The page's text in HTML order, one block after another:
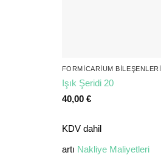
FORMICARIUM BILEŞENLERI
Işık Şeridi 20
40,00 €
KDV dahil
artı Nakliye Maliyetleri